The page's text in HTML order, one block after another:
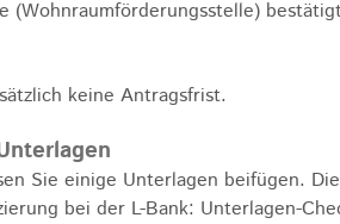
(Wohnraumförderungsstelle)
keine Antragsfrist.
Sie einige Unterlagen beifügen.
bei der L-Bank: Unterlagen-